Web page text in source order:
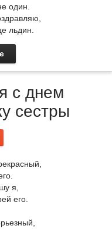
один.
льдин.
с днем
сестры
я,
его.